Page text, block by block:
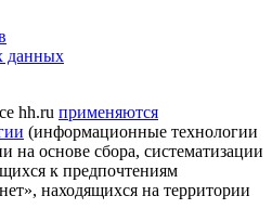
данных
hh.ru применяются
(информационные технологии
на основе сбора, систематизации
к предпочтениям
находящихся на территории